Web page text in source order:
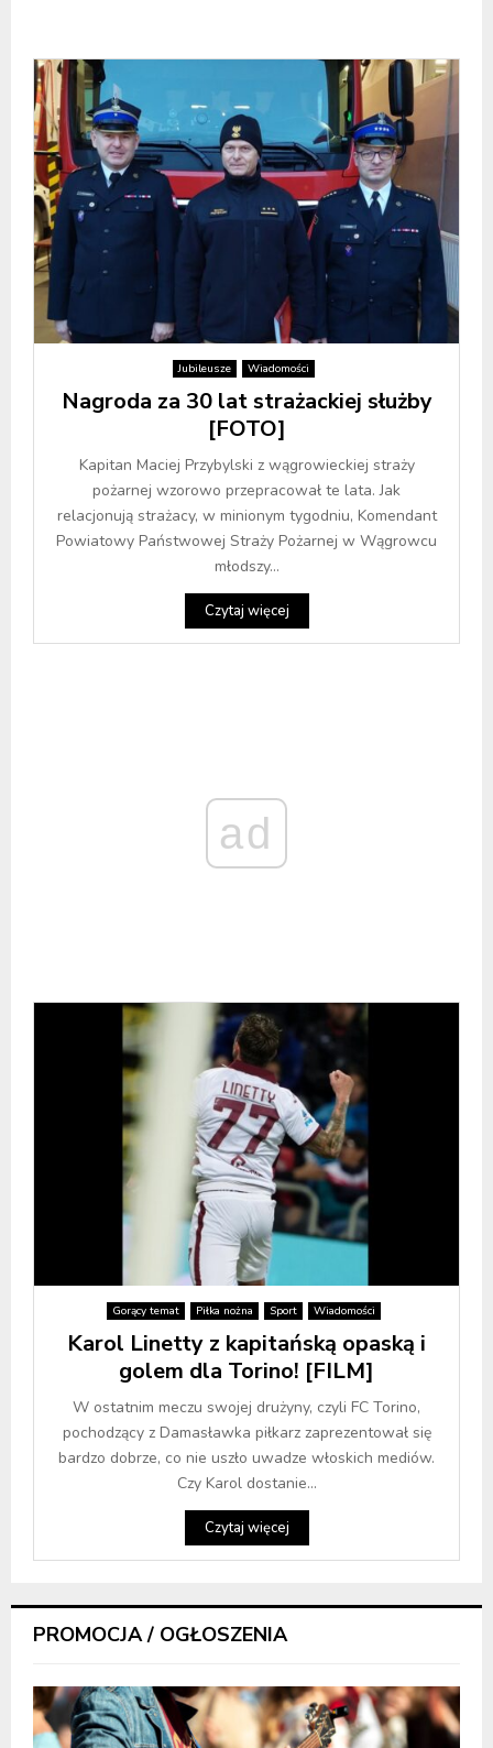
Jubileusze Wiadomości
Nagroda za 30 lat strażackiej służby
[FOTO]
Kapitan Maciej Przybylski z wągrowieckiej straży
pożarnej wzorowo przepracował te lata. Jak
relacjonują strażacy, w minionym tygodniu, Komendant
Powiatowy Państwowej Straży Pożarnej w Wągrowcu
młodszy...
Czytaj więcej
ad
Gorący temat Piłka nożna Sport Wiadomości
Karol Linetty z kapitańską opaską i
golem dla Torino! [FILM]
W ostatnim meczu swojej drużyny, czyli FC Torino,
pochodzący z Damasławka piłkarz zaprezentował się
bardzo dobrze, co nie uszło uwadze włoskich mediów.
Czy Karol dostanie...
Czytaj więcej
PROMOCJA / OGŁOSZENIA